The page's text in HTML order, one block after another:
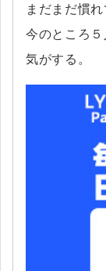
まだまだ慣
今のところ
気がする。